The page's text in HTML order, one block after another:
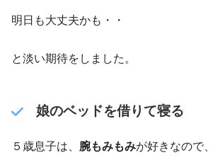
明日も大丈夫かも・・
と淡い期待をしました。
娘のベッドを借りて寝る
５歳息子は、 腕もみもみが好きなので